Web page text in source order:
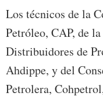
Los técnicos de la
Petróleo, CAP, de
Distribuidores de
Ahdippe, y del
Petrolera,